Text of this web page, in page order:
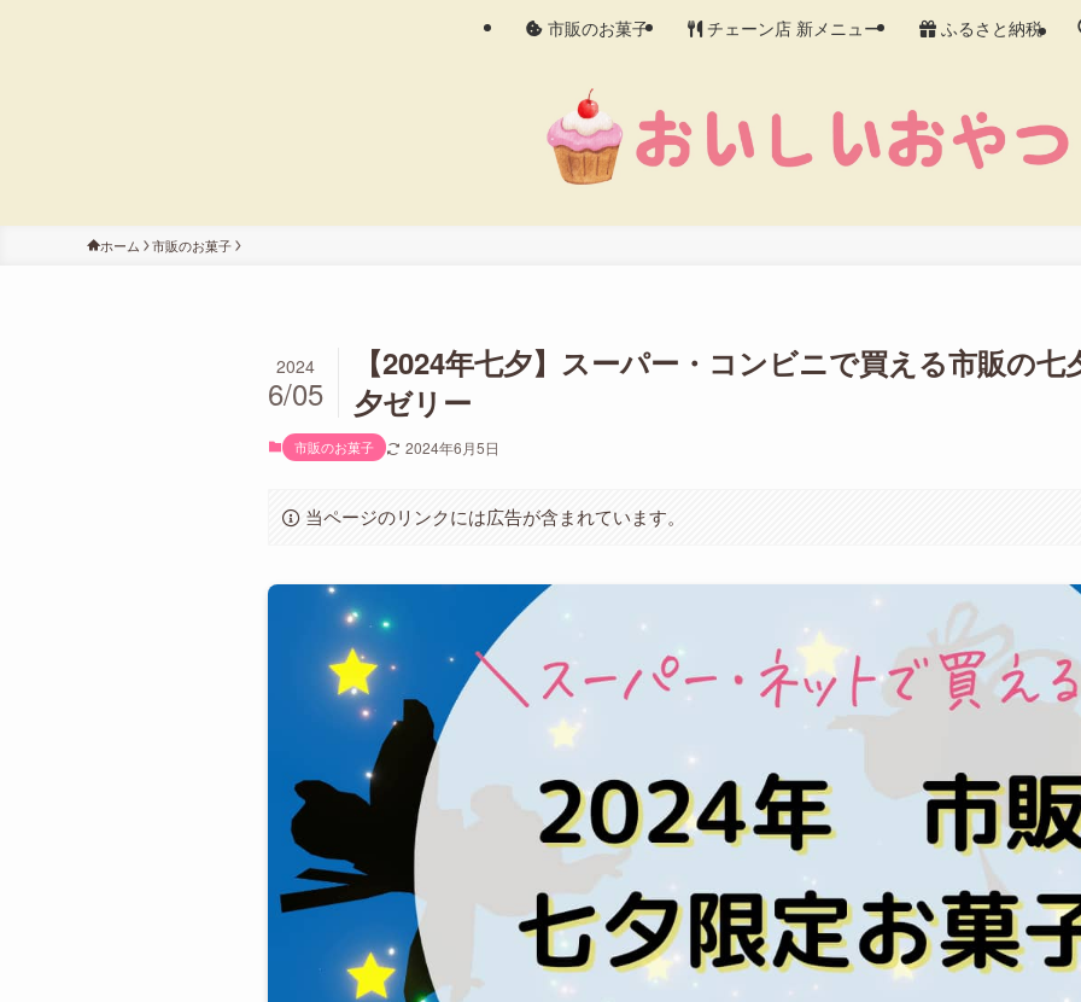
市販のお菓子 チェーン店 新メニュー ふるさと納税
ホーム 市販のお菓子
【2024年七夕】スーパー・コンビニで買える市販の
夕ゼリー
2024
6/05
市販のお菓子 2024年6月5日
当ページのリンクには広告が含まれています。